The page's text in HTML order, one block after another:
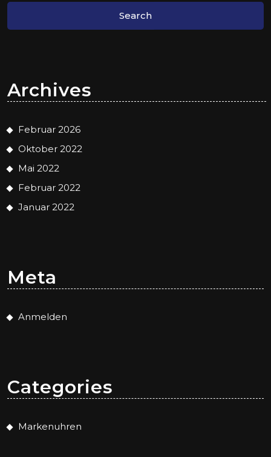
Archives
Februar 2026
Oktober 2022
Mai 2022
Februar 2022
Januar 2022
Meta
Anmelden
Categories
Markenuhren